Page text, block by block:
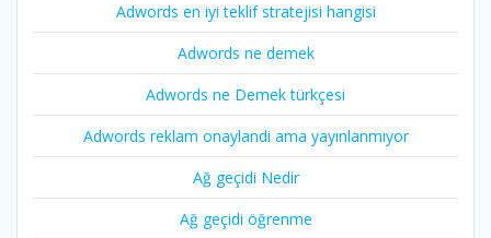
Adwords en iyi teklif stratejisi hangisi
Adwords ne demek
Adwords ne Demek türkçesi
Adwords reklam onaylandi ama yayınlanmıyor
Ağ geçidi Nedir
Ağ geçidi öğrenme